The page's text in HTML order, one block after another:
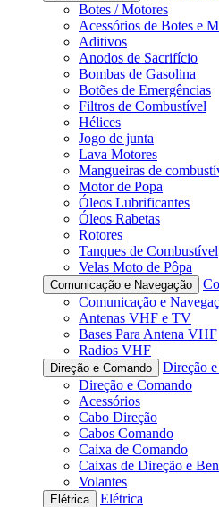
Botes / Motores
Acessórios de Botes e
Aditivos
Anodos de Sacrifício
Bombas de Gasolina
Botões de Emergências
Filtros de Combustível
Hélices
Jogo de junta
Lava Motores
Mangueiras de
Motor de Popa
Óleos Lubrificantes
Óleos Rabetas
Rotores
Tanques de Combustível
Velas Moto de Pôpa
Comunicação e Navegação
Comunicação e
Antenas VHF e TV
Bases Para Antena VHF
Radios VHF
Direção e Comando
Direção
Direção e Comando
Acessórios
Cabo Direção
Cabos Comando
Caixa de Comando
Caixas de Direção e
Volantes
Elétrica
Elétrica